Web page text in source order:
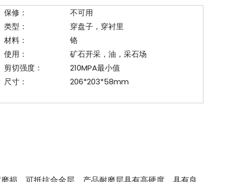
保修：
不可用
类型：
穿盘子，穿衬里
材料：
铬
使用：
矿石开采，油，采石场
剪切强度：
210MPA最小值
尺寸：
206*203*58mm
损，可抵抗合金层。产品耐磨层具有高硬度，具有良